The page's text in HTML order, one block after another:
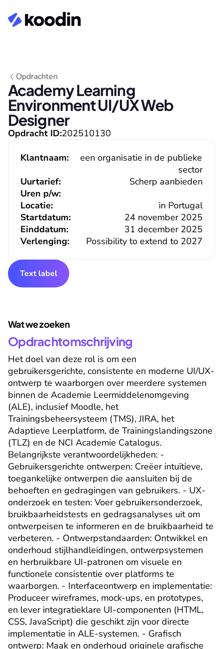
Opdrachten
Academy Learning
Environment UI/UX Web
Designer
Opdracht ID:202510130
Klantnaam:
een organisatie in de publieke
sector
Uurtarief:
Scherp aanbieden
Uren p/w:
Locatie:
in Portugal
Verlenging: Possibility to extend to 2027
Einddatum: 31 december 2025
Startdatum: 24 november 2025
Text label
Wat we zoeken
Opdrachtomschrijving
Het doel van deze rol is om een
gebruikersgerichte, consistente en moderne UI/UX-
ontwerp te waarborgen over meerdere systemen
binnen de Academie Leermiddelenomgeving
(ALE), inclusief Moodle, het
Trainingsbeheersysteem (TMS), JIRA, het
Adaptieve Leerplatform, de Trainingslandingszone
(TLZ) en de NCI Academie Catalogus.
Belangrijkste verantwoordelijkheden: -
Gebruikersgerichte ontwerpen: Creëer intuïtieve,
toegankelijke ontwerpen die aansluiten bij de
behoeften en gedragingen van gebruikers. - UX-
onderzoek en testen: Voer gebruikersonderzoek,
bruikbaarheidstests en gedragsanalyses uit om
ontwerpeisen te informeren en de bruikbaarheid te
verbeteren. - Ontwerpstandaarden: Ontwikkel en
onderhoud stijlhandleidingen, ontwerpsystemen
en herbruikbare UI-patronen om visuele en
functionele consistentie over platforms te
waarborgen. - Interfaceontwerp en implementatie:
Produceer wireframes, mock-ups, en prototypes,
en lever integratieklare UI-componenten (HTML,
CSS, JavaScript) die geschikt zijn voor directe
implementatie in ALE-systemen. - Grafisch
ontwerp: Maak en onderhoud originele grafische